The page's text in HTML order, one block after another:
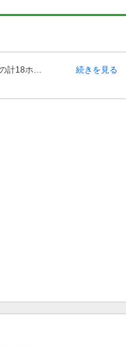
春日居ゴルフ倶楽部は、OUTコース、INコースの計18ホールです。OUTコースの1番ホールは、緩やかな下りの続くロングホールになっています。初心者であればティーショットはセンターの木より左を狙って打つことができる親切なコース設計になっています。 また3番ホールは打ち下ろしのホールですが、眼下に広がる塩山を見ながらの爽快なプレーが楽しめます。ホールの右側は広いのですが、左側は木立に囲まれており容易にトラブルになります。見た目より距離があるので、しっかり打つことが必要です。 4番ホールは緩やかなアップのコースになっています。フェアウェイ中央がなだらかに傾斜しているので、中央をきっちり狙って打つという正確性が必要なホールです。 続きを見る